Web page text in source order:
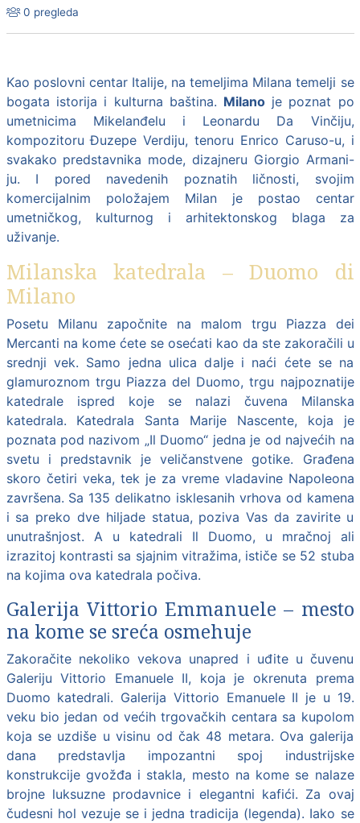
0 pregleda
Kao poslovni centar Italije, na temeljima Milana temelji se
bogata istorija i kulturna baština. Milano je poznat po
umetnicima Mikelanđelu i Leonardu Da Vinčiju,
kompozitoru Đuzepe Verdiju, tenoru Enrico Caruso-u, i
svakako predstavnika mode, dizajneru Giorgio Armani-
ju. I pored navedenih poznatih ličnosti, svojim
komercijalnim položajem Milan je postao centar
umetničkog, kulturnog i arhitektonskog blaga za
uživanje.
Milanska katedrala – Duomo di
Milano
Posetu Milanu započnite na malom trgu Piazza dei
Mercanti na kome ćete se osećati kao da ste zakoračili u
srednji vek. Samo jedna ulica dalje i naći ćete se na
glamuroznom trgu Piazza del Duomo, trgu najpoznatije
katedrale ispred koje se nalazi čuvena Milanska
katedrala. Katedrala Santa Marije Nascente, koja je
poznata pod nazivom „Il Duomo“ jedna je od najvećih na
svetu i predstavnik je veličanstvene gotike. Građena
skoro četiri veka, tek je za vreme vladavine Napoleona
završena. Sa 135 delikatno isklesanih vrhova od kamena
i sa preko dve hiljade statua, poziva Vas da zavirite u
unutrašnjost. A u katedrali Il Duomo, u mračnoj ali
izrazitoj kontrasti sa sjajnim vitražima, ističe se 52 stuba
na kojima ova katedrala počiva.
Galerija Vittorio Emmanuele – mesto
na kome se sreća osmehuje
Zakoračite nekoliko vekova unapred i uđite u čuvenu
Galeriju Vittorio Emanuele II, koja je okrenuta prema
Duomo katedrali. Galerija Vittorio Emanuele II je u 19.
veku bio jedan od većih trgovačkih centara sa kupolom
koja se uzdiše u visinu od čak 48 metara. Ova galerija
dana predstavlja impozantni spoj industrijske
konstrukcije gvožđa i stakla, mesto na kome se nalaze
brojne luksuzne prodavnice i elegantni kafići. Za ovaj
čudesni hol vezuje se i jedna tradicija (legenda). Iako se